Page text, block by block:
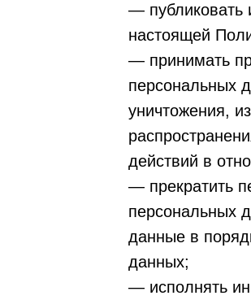
— публиковать
настоящей
— принимать
персональных
уничтожения,
действий в
— прекратить
персональных
данные в
данных;
— исполнять